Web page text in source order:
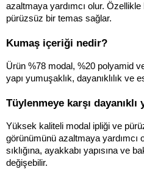
azaltmaya yardımcı olur.
pürüzsüz bir temas sağlar.
Kumaş içeriği nedir?
Ürün %78 modal, %20 polyamid
yapı yumuşaklık, dayanıklılık ve
Tüylenmeye karşı
Yüksek kaliteli modal ipliği ve
görünümünü azaltmaya yardımcı
sıklığına, ayakkabı yapısına ve
değişebilir.